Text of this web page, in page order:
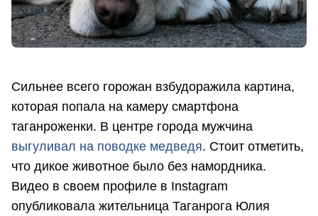
Сильнее всего горожан взбудоражила картина,
которая попала на камеру смартфона
таганроженки. В центре города мужчина
выгуливал на поводке медведя. Стоит отметить,
что дикое животное было без намордника.
Видео в своем профиле в Instagram
опубликовала жительница Таганрога Юлия